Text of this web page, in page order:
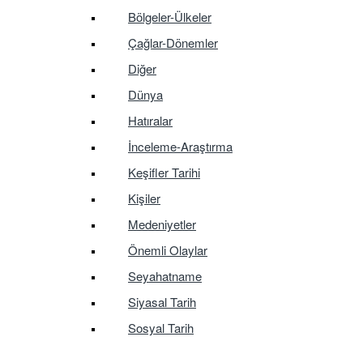
Bölgeler-Ülkeler
Çağlar-Dönemler
Diğer
Dünya
Hatıralar
İnceleme-Araştırma
Keşifler Tarihi
Kişiler
Medeniyetler
Önemli Olaylar
Seyahatname
Siyasal Tarih
Sosyal Tarih